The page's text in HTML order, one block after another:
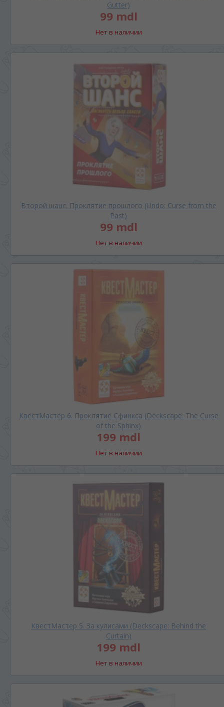
Gutter)
99 mdl
Нет в наличии
Второй шанс. Проклятие прошлого (Undo: Curse from the
Past)
99 mdl
Нет в наличии
КвестМастер 6. Проклятие Сфинкса (Deckscape: The Curse
of the Sphinx)
199 mdl
Нет в наличии
КвестМастер 5. За кулисами (Deckscape: Behind the
Curtain)
199 mdl
Нет в наличии